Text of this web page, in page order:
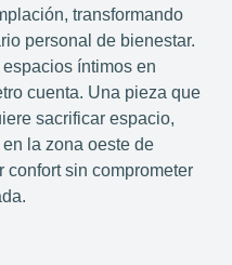
transformando
personal de bienestar.
íntimos en
cuenta. Una pieza que
sacrificar espacio,
la zona oeste de
confort sin comprometer